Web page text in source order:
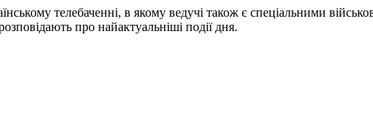
телебаченні, в якому ведучі також є спеціальними
про найактуальніші події дня.